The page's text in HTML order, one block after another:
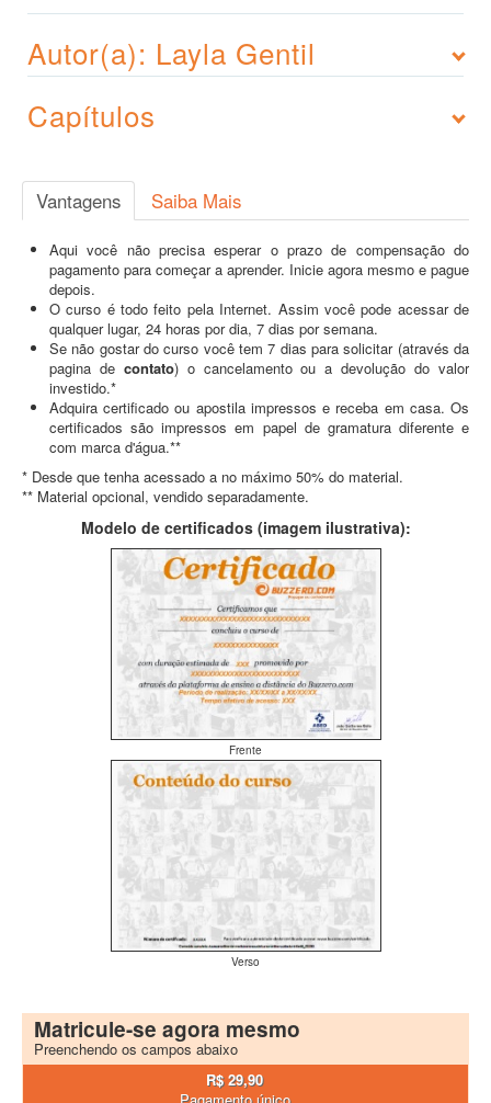
Autor(a): Layla Gentil
Capítulos
Vantagens Saiba Mais
Aqui você não precisa esperar o prazo de compensação do
pagamento para começar a aprender. Inicie agora mesmo e pague
depois.
O curso é todo feito pela Internet. Assim você pode acessar de
qualquer lugar, 24 horas por dia, 7 dias por semana.
Se não gostar do curso você tem 7 dias para solicitar (através da
pagina de contato) o cancelamento ou a devolução do valor
investido.*
Adquira certificado ou apostila impressos e receba em casa. Os
certificados são impressos em papel de gramatura diferente e
com marca d'água.**
* Desde que tenha acessado a no máximo 50% do material.
** Material opcional, vendido separadamente.
Modelo de certificados (imagem ilustrativa):
Frente
Verso
Matricule-se agora mesmo
Preenchendo os campos abaixo
R$ 29,90